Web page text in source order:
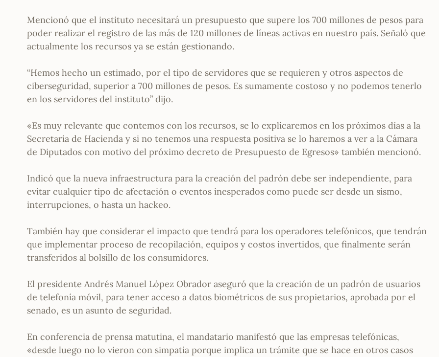
Mencionó que el instituto necesitará un presupuesto que supere los 700 millones de pesos para
poder realizar el registro de las más de 120 millones de líneas activas en nuestro país. Señaló que
actualmente los recursos ya se están gestionando.
“Hemos hecho un estimado, por el tipo de servidores que se requieren y otros aspectos de
ciberseguridad, superior a 700 millones de pesos. Es sumamente costoso y no podemos tenerlo
en los servidores del instituto” dijo.
«Es muy relevante que contemos con los recursos, se lo explicaremos en los próximos días a la
Secretaría de Hacienda y si no tenemos una respuesta positiva se lo haremos a ver a la Cámara
de Diputados con motivo del próximo decreto de Presupuesto de Egresos» también mencionó.
Indicó que la nueva infraestructura para la creación del padrón debe ser independiente, para
evitar cualquier tipo de afectación o eventos inesperados como puede ser desde un sismo,
interrupciones, o hasta un hackeo.
También hay que considerar el impacto que tendrá para los operadores telefónicos, que tendrán
que implementar proceso de recopilación, equipos y costos invertidos, que finalmente serán
transferidos al bolsillo de los consumidores.
El presidente Andrés Manuel López Obrador aseguró que la creación de un padrón de usuarios
de telefonía móvil, para tener acceso a datos biométricos de sus propietarios, aprobada por el
senado, es un asunto de seguridad.
En conferencia de prensa matutina, el mandatario manifestó que las empresas telefónicas,
«desde luego no lo vieron con simpatía porque implica un trámite que se hace en otros casos